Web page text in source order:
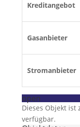
Kreditangebot
Gasanbieter
Stromanbieter
open
Dieses Objekt
verfügbar.